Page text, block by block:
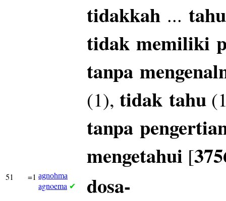
tidakkah ... tahu
tidak memiliki
tanpa
(1), tidak tahu
tanpa
mengetahui [
51 =1 agnohma
agnoema ✔
dosa-